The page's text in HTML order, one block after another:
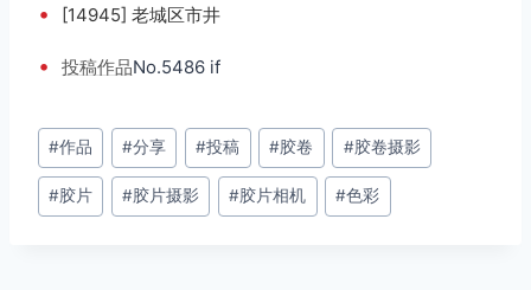
• [14945] 老城区市井
• 投稿作品No.5486 if
文
章
标
#作品 #分享 #投稿 #胶卷 #胶卷摄影
#胶片 #胶片摄影 #胶片相机 #色彩